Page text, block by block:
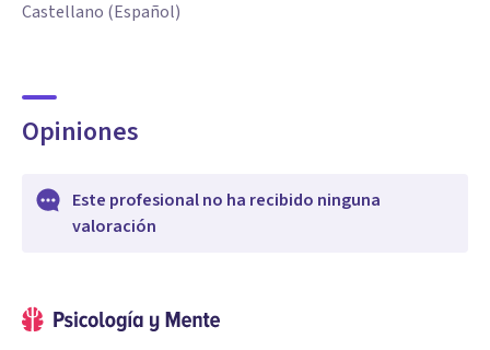
Castellano (Español)
Opiniones
Este profesional no ha recibido ninguna
valoración